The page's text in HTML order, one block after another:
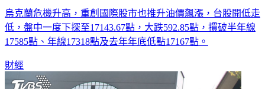
烏克蘭危機升高，重創國際股市也推升油價飆漲，台股開低走
低，盤中一度下探至17143.67點，大跌592.85點，摜破半年線
17585點、年線17318點及去年年底低點17167點。
財經